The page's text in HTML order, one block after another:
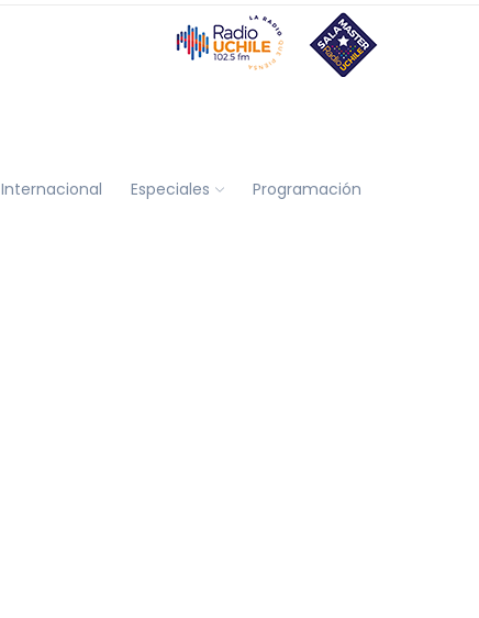
Internacional Especiales Programación